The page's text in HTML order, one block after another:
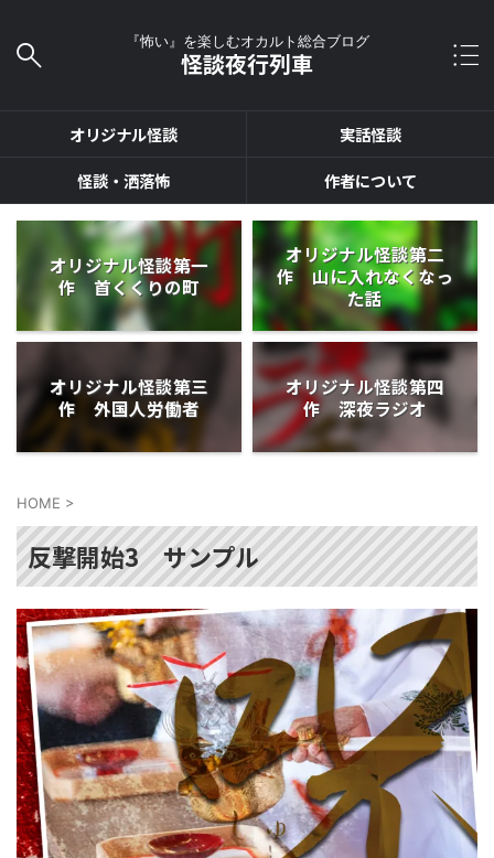
『怖い』を楽しむオカルト総合ブログ
怪談夜行列車
オリジナル怪談
実話怪談
怪談・洒落怖
作者について
オリジナル怪談第一
作 首くくりの町
オリジナル怪談第二
作 山に入れなくなっ
た話
オリジナル怪談第三
作 外国人労働者
オリジナル怪談第四
作 深夜ラジオ
HOME >
反撃開始3 サンプル